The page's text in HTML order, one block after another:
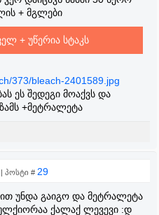
+ მგლები
+ უწერია სტაკს
373/bleach-2401589.jpg
ეს შედეგი მოაქვს და
+მეტრალეტა
| პოსტი # 29
უნდა გაიგო და მეტრალეტა
ქალაქ ლევევი :დ